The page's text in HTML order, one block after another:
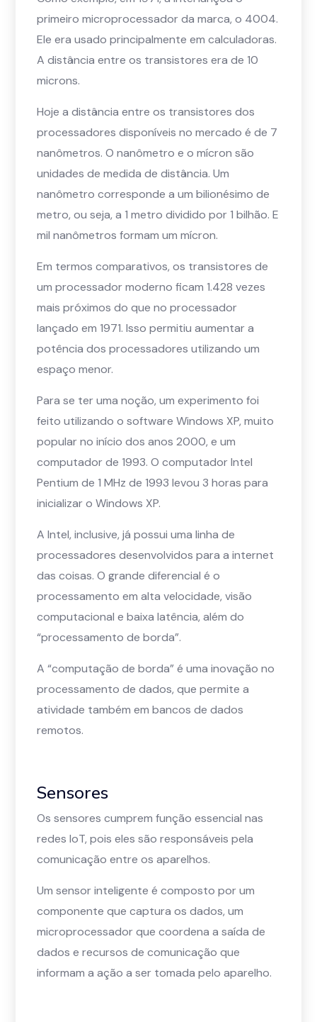
primeiro microprocessador da marca, o 4004.
Ele era usado principalmente em calculadoras.
A distância entre os transistores era de 10
microns.
Hoje a distância entre os transistores dos
processadores disponíveis no mercado é de 7
nanômetros. O nanômetro e o mícron são
unidades de medida de distância. Um
nanômetro corresponde a um bilionésimo de
metro, ou seja, a 1 metro dividido por 1 bilhão. E
mil nanômetros formam um mícron.
Em termos comparativos, os transistores de
um processador moderno ficam 1.428 vezes
mais próximos do que no processador
lançado em 1971. Isso permitiu aumentar a
potência dos processadores utilizando um
espaço menor.
Para se ter uma noção, um experimento foi
feito utilizando o software Windows XP, muito
popular no início dos anos 2000, e um
computador de 1993. O computador Intel
Pentium de 1 MHz de 1993 levou 3 horas para
inicializar o Windows XP.
A Intel, inclusive, já possui uma linha de
processadores desenvolvidos para a internet
das coisas. O grande diferencial é o
processamento em alta velocidade, visão
computacional e baixa latência, além do
“processamento de borda”.
A “computação de borda” é uma inovação no
processamento de dados, que permite a
atividade também em bancos de dados
remotos.
Sensores
Os sensores cumprem função essencial nas
redes IoT, pois eles são responsáveis pela
comunicação entre os aparelhos.
Um sensor inteligente é composto por um
componente que captura os dados, um
microprocessador que coordena a saída de
dados e recursos de comunicação que
informam a ação a ser tomada pelo aparelho.